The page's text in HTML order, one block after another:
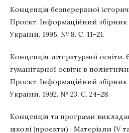
Концепція безперервної
Проект. Інформаційний збірник
України. 1995. № 8. С. 11–21.
Концепція літературної освіти.
гуманітарної освіти в
Проект. Інформаційний збірник
України. 1992. № 23. С. 24–28.
Концепція та програми
школі (проекти) : Матеріали IV